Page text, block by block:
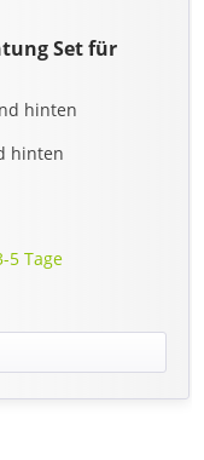
Set für
hinten
hinten
5 Tage